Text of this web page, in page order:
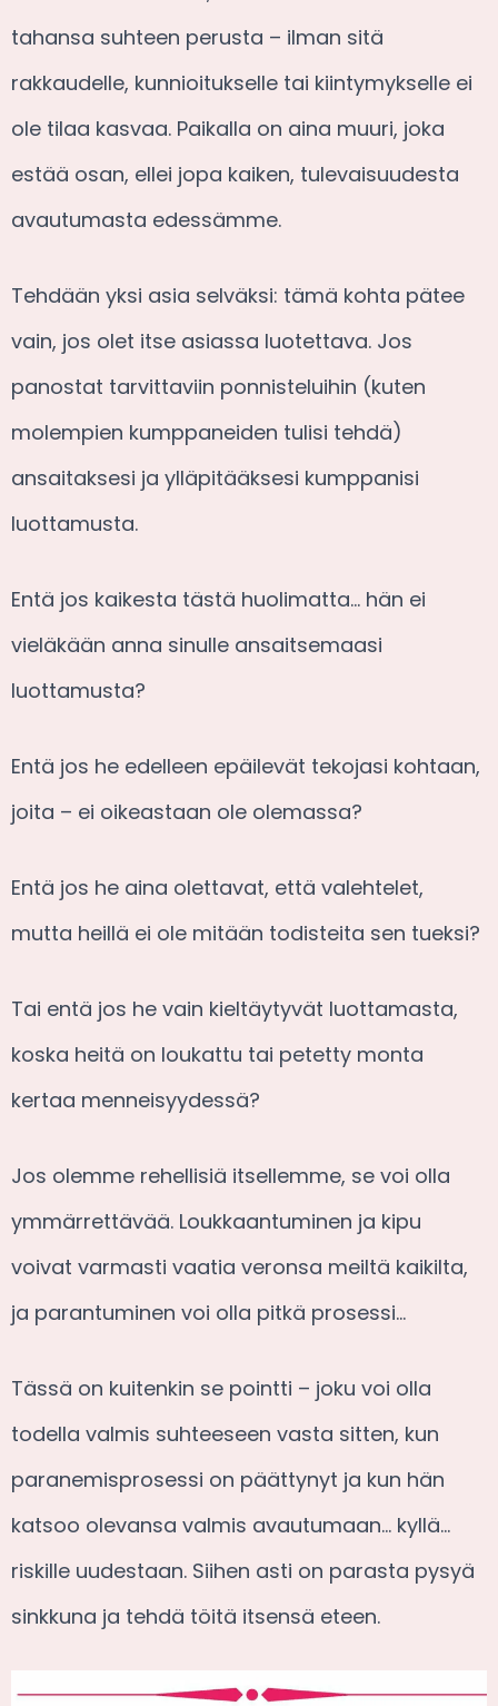
tahansa suhteen perusta – ilman sitä
rakkaudelle, kunnioitukselle tai kiintymykselle ei
ole tilaa kasvaa. Paikalla on aina muuri, joka
estää osan, ellei jopa kaiken, tulevaisuudesta
avautumasta edessämme.
Tehdään yksi asia selväksi: tämä kohta pätee
vain, jos olet itse asiassa luotettava. Jos
panostat tarvittaviin ponnisteluihin (kuten
molempien kumppaneiden tulisi tehdä)
ansaitaksesi ja ylläpitääksesi kumppanisi
luottamusta.
Entä jos kaikesta tästä huolimatta… hän ei
vieläkään anna sinulle ansaitsemaasi
luottamusta?
Entä jos he edelleen epäilevät tekojasi kohtaan,
joita – ei oikeastaan ole olemassa?
Entä jos he aina olettavat, että valehtelet,
mutta heillä ei ole mitään todisteita sen tueksi?
Tai entä jos he vain kieltäytyvät luottamasta,
koska heitä on loukattu tai petetty monta
kertaa menneisyydessä?
Jos olemme rehellisiä itsellemme, se voi olla
ymmärrettävää. Loukkaantuminen ja kipu
voivat varmasti vaatia veronsa meiltä kaikilta,
ja parantuminen voi olla pitkä prosessi…
Tässä on kuitenkin se pointti – joku voi olla
todella valmis suhteeseen vasta sitten, kun
paranemisprosessi on päättynyt ja kun hän
katsoo olevansa valmis avautumaan… kyllä…
riskille uudestaan. Siihen asti on parasta pysyä
sinkkuna ja tehdä töitä itsensä eteen.